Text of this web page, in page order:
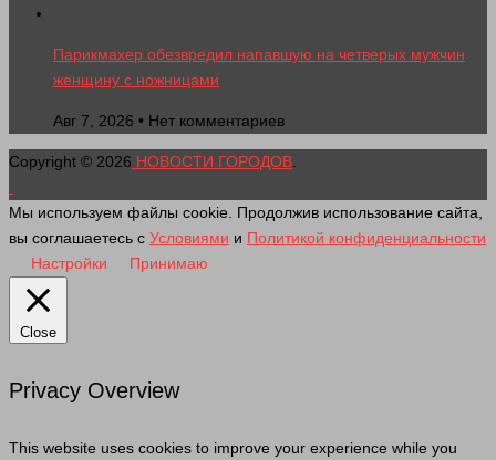
Парикмахер обезвредил напавшую на четверых мужчин
женщину с ножницами
Авг 7, 2026 • Нет комментариев
Copyright © 2026 НОВОСТИ ГОРОДОВ
Мы используем файлы cookie. Продолжив использование сайта,
вы соглашаетесь с Условиями и Политикой конфиденциальности
Настройки
Принимаю
Close
Privacy Overview
This website uses cookies to improve your experience while you